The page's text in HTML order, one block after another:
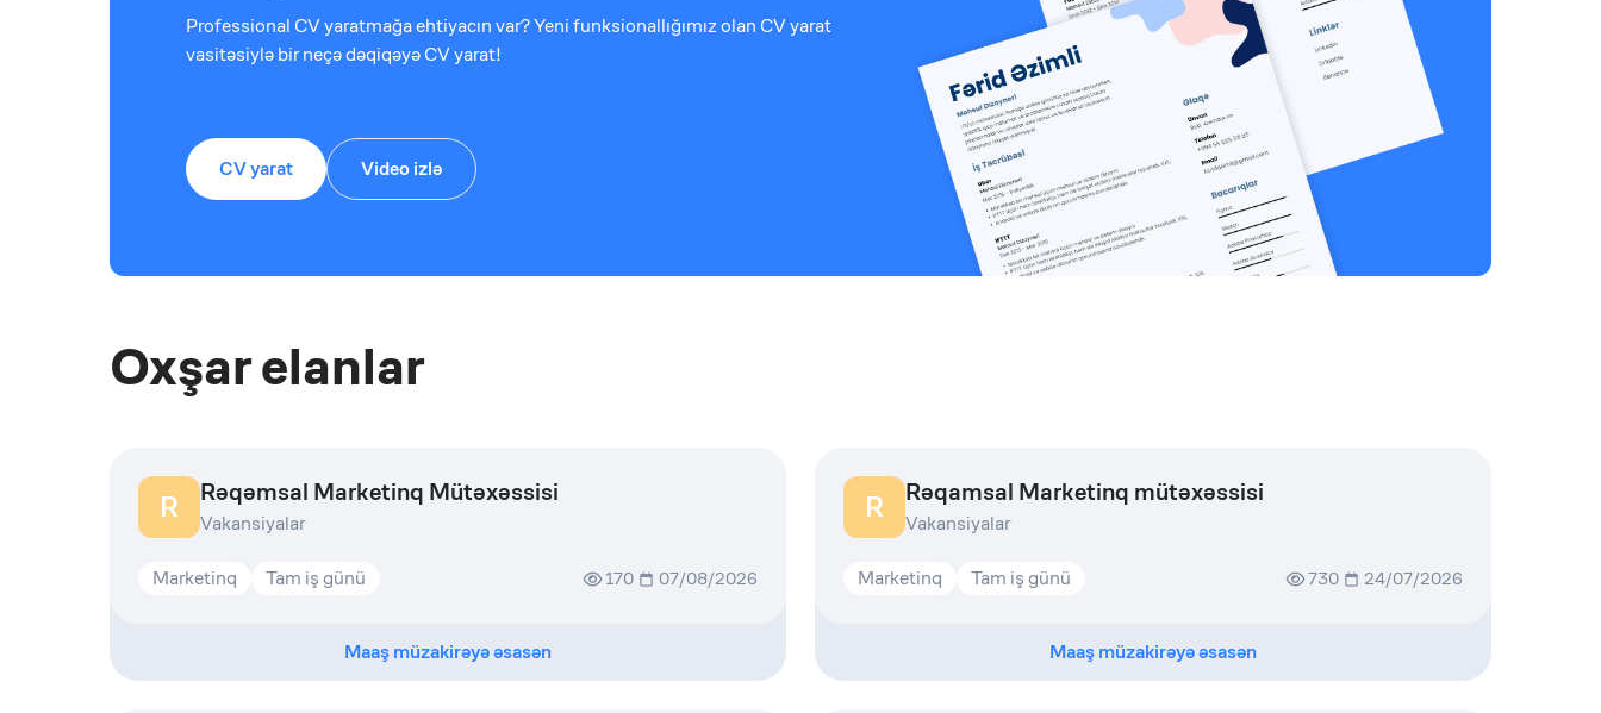
Professional CV yaratmağa ehtiyacın var? Yeni funksionallığımız olan CV yarat
vasitəsiylə bir neçə dəqiqəyə CV yarat!
CV yarat Video izlə
Oxşar elanlar
R Rəqəmsal Marketinq Mütəxəssisi
Vakansiyalar
Marketinq Tam iş günü 170 07/08/2026
Maaş müzakirəyə əsasən
R Rəqamsal Marketinq mütəxəssisi
Vakansiyalar
Marketinq Tam iş günü 730 24/07/2026
Maaş müzakirəyə əsasən